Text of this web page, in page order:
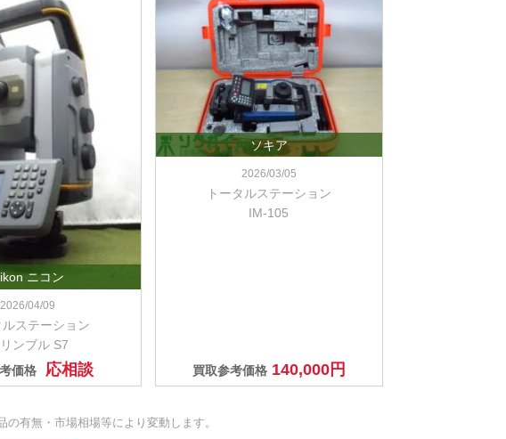
ニコン
2026/04/09
ルステーション
リンブル S7
価格
応相談
ソキア
2026/03/05
トータルステーション
IM-105
買取参考価格 140,000円
有無・市場相場等により変動します。